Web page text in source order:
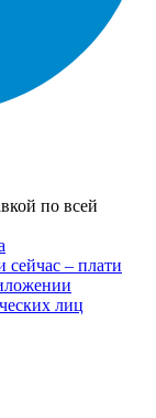
по всей
сейчас – плати
лиц